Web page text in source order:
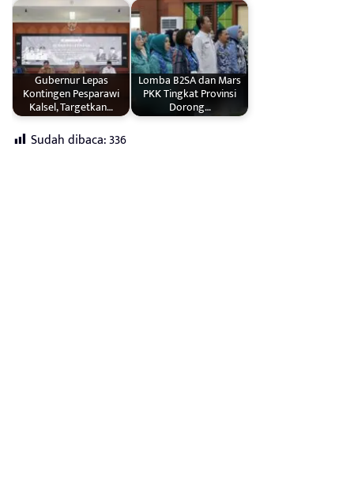
Gubernur Lepas
Kontingen Pesparawi
Kalsel, Targetkan…
Lomba B2SA dan Mars
PKK Tingkat Provinsi
Dorong…
Sudah dibaca:336